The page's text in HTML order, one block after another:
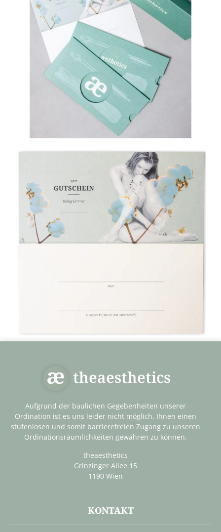
theaesthetics
Aufgrund der baulichen Gegebenheiten unserer
Ordination ist es uns leider nicht möglich, Ihnen einen
stufenlosen und somit barrierefreien Zugang zu unseren
Ordinationsräumlichkeiten gewähren zu können.
theaesthetics
Grinzinger Allee 15
1190 Wien
KONTAKT